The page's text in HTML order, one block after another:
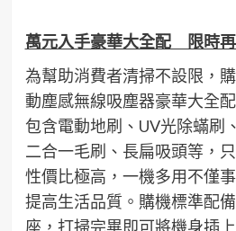
萬元入手豪華大全配 限時
為幫助消費者清掃不設限，
動塵感無線吸塵器豪華大全
包含電動地刷、UV光除蟎刷
二合一毛刷、長扁吸頭等，
性價比極高，一機多用不僅
提高生活品質。購機標準配
座，打掃完畢即可將機身插